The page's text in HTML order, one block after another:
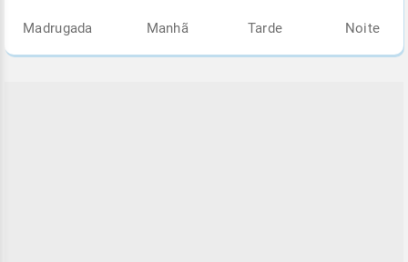
Madrugada Manhã Tarde Noite